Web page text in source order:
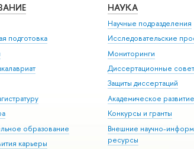
подготовка
образование
карьеры
НАУКА
Научные подразделения
Исследовательские
Мониторинги
Диссертационные
Защиты диссертаций
Академическое развитие
Конкурсы и гранты
Внешние научно-
ресурсы